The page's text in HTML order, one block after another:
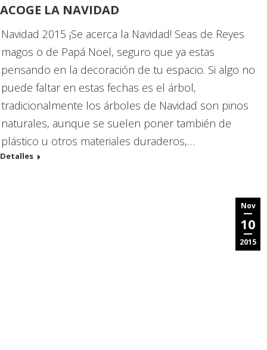
ACOGE LA NAVIDAD
Navidad 2015 ¡Se acerca la Navidad! Seas de Reyes
magos o de Papá Noel, seguro que ya estas
pensando en la decoración de tu espacio. Si algo no
puede faltar en estas fechas es el árbol,
tradicionalmente los árboles de Navidad son pinos
naturales, aunque se suelen poner también de
plástico u otros materiales duraderos,…
Detalles
Nov
10
2015